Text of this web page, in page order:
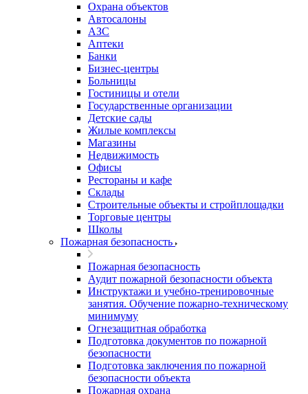
Охрана объектов
Автосалоны
АЗС
Аптеки
Банки
Бизнес-центры
Больницы
Гостиницы и отели
Государственные организации
Детские сады
Жилые комплексы
Магазины
Недвижимость
Офисы
Рестораны и кафе
Склады
Строительные объекты и стройплощадки
Торговые центры
Школы
Пожарная безопасность
Пожарная безопасность
Аудит пожарной безопасности объекта
Инструктажи и учебно-тренировочные
занятия. Обучение пожарно-техническому
минимуму
Огнезащитная обработка
Подготовка документов по пожарной
безопасности
Подготовка заключения по пожарной
безопасности объекта
Пожарная охрана